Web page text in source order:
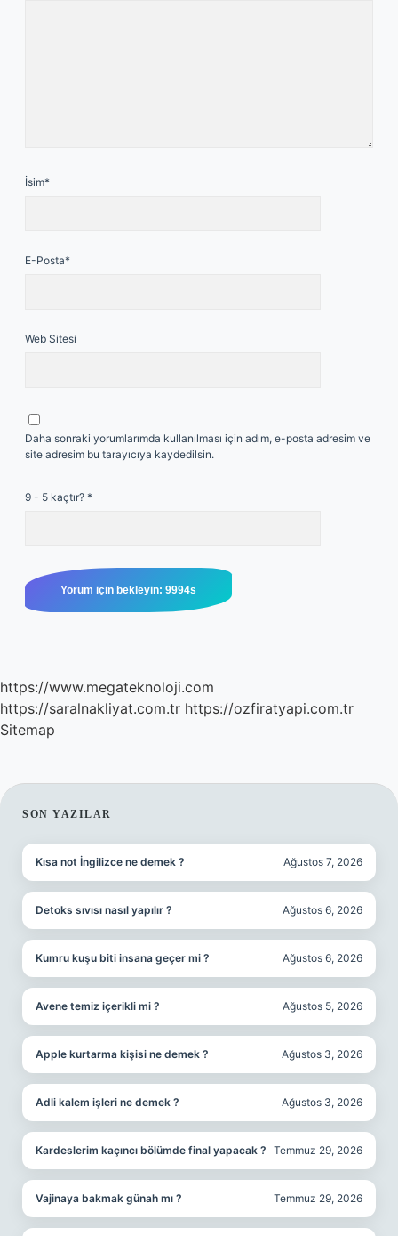
İsim*
E-Posta*
Web Sitesi
Daha sonraki yorumlarımda kullanılması için adım, e-posta adresim ve
site adresim bu tarayıcıya kaydedilsin.
9 - 5 kaçtır? *
https://www.megateknoloji.com
https://saralnakliyat.com.tr https://ozfiratyapi.com.tr
Sitemap
SIDEBAR
SON YAZILAR
Kısa not İngilizce ne demek ? Ağustos 7, 2026
Detoks sıvısı nasıl yapılır ? Ağustos 6, 2026
Kumru kuşu biti insana geçer mi ? Ağustos 6, 2026
Avene temiz içerikli mi ? Ağustos 5, 2026
Apple kurtarma kişisi ne demek ? Ağustos 3, 2026
Adli kalem işleri ne demek ? Ağustos 3, 2026
Kardeslerim kaçıncı bölümde final yapacak ? Temmuz 29, 2026
Vajinaya bakmak günah mı ? Temmuz 29, 2026